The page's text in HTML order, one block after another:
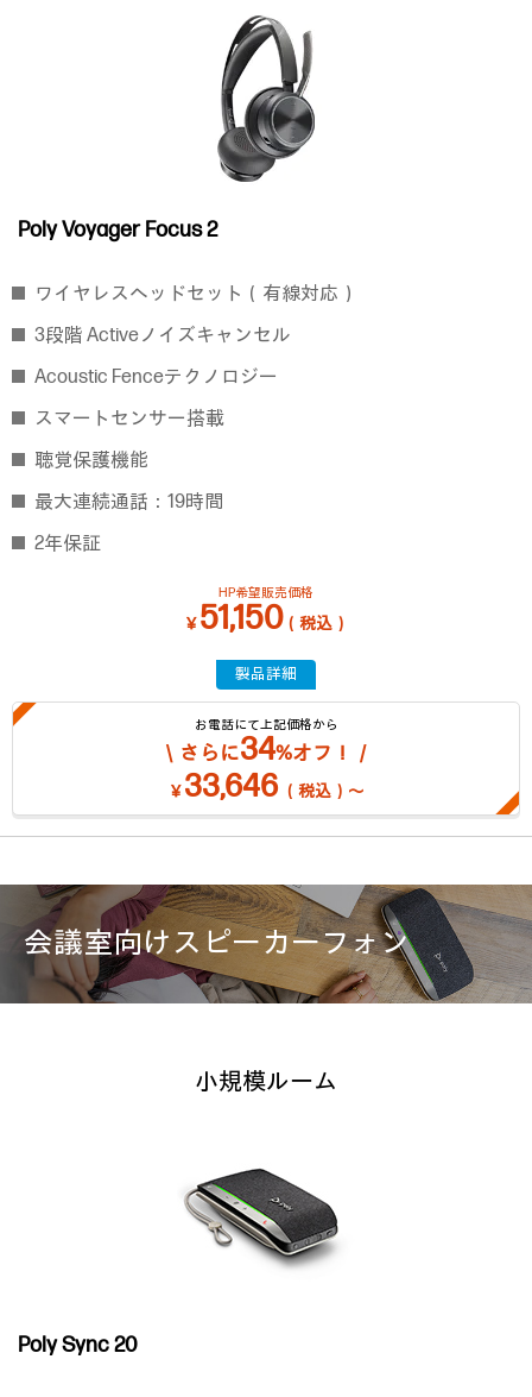
Poly Voyager Focus 2
ワイヤレスヘッドセット（有線対応）
3段階 Activeノイズキャンセル
Acoustic Fenceテクノロジー
スマートセンサー搭載
聴覚保護機能
最大連続通話：19時間
2年保証
HP希望販売価格
￥51,150（税込）
製品詳細
お電話にて上記価格から
＼さらに34%オフ！／
￥33,646（税込）～
会議室向けスピーカーフォン
小規模ルーム
Poly Sync 20